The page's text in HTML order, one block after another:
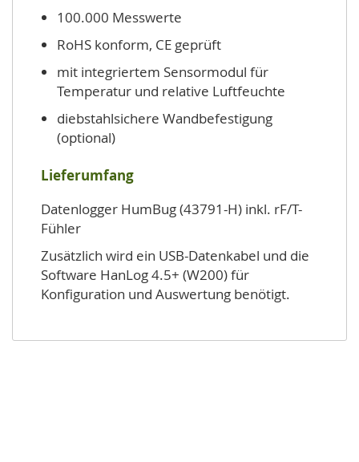
100.000 Messwerte
RoHS konform, CE geprüft
mit integriertem Sensormodul für
Temperatur und relative Luftfeuchte
diebstahlsichere Wandbefestigung
(optional)
Lieferumfang
Datenlogger HumBug (43791-H) inkl. rF/T-
Fühler
Zusätzlich wird ein USB-Datenkabel und die
Software HanLog 4.5+ (W200) für
Konfiguration und Auswertung benötigt.